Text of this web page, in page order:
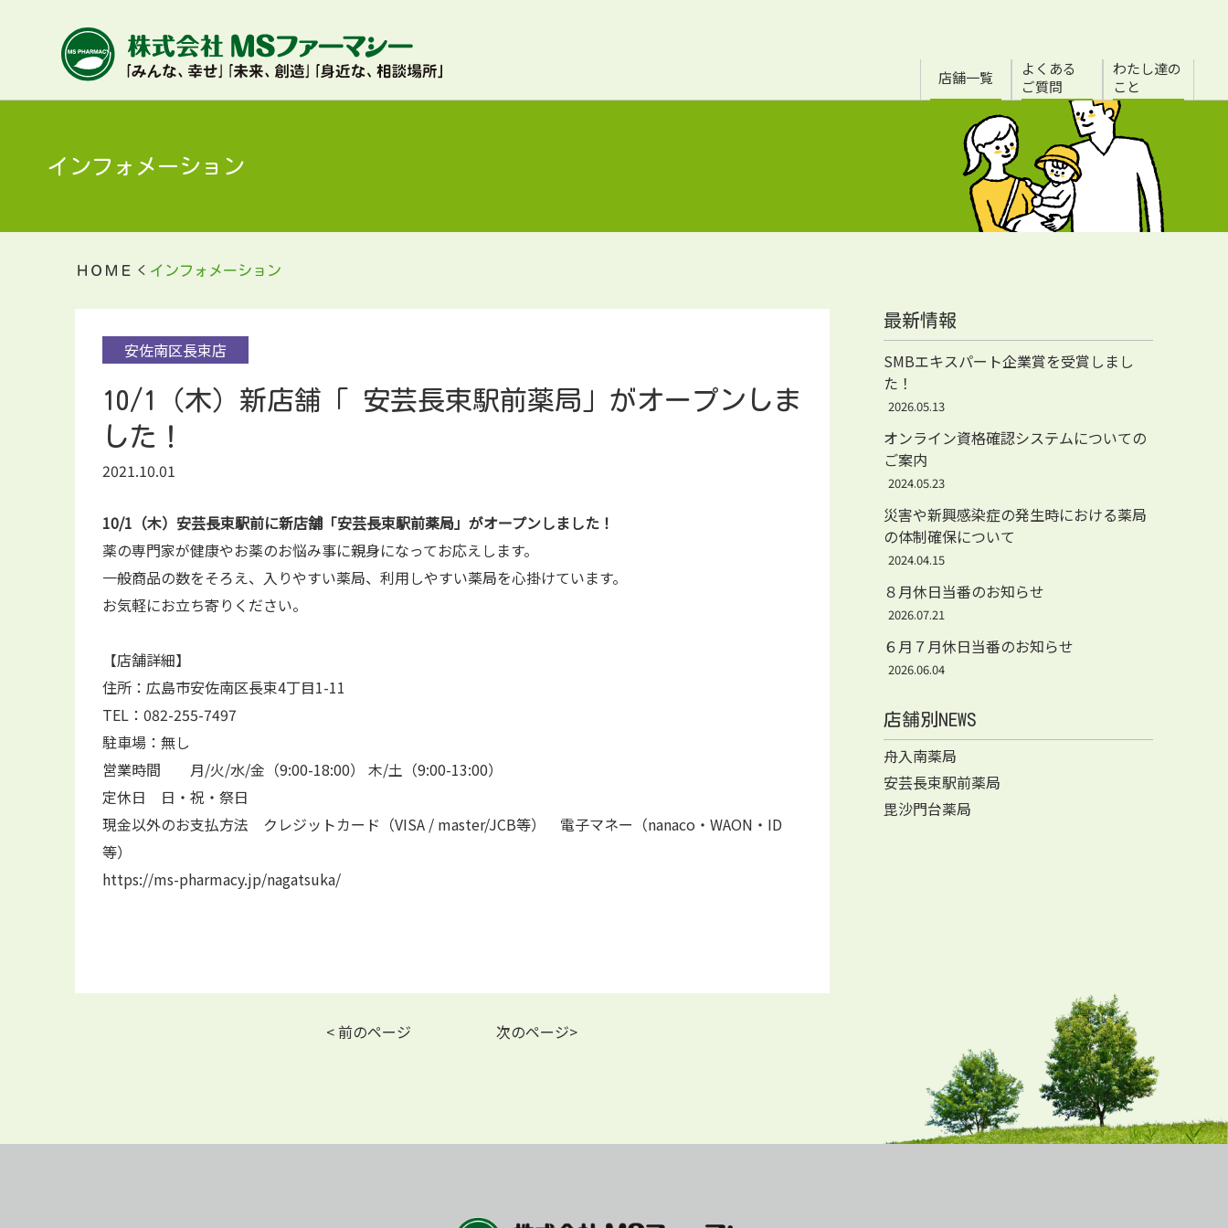
店舗一覧
よくある
ご質問
わたし達の
こと
インフォメーション
ＨＯＭＥ インフォメーション
安佐南区長束店
10/1（木）新店舗「 安芸長束駅前薬局」がオープンしま
した！
2021.10.01
10/1（木）安芸長束駅前に新店舗「安芸長束駅前薬局」がオープンしました！
薬の専門家が健康やお薬のお悩み事に親身になってお応えします。
一般商品の数をそろえ、入りやすい薬局、利用しやすい薬局を心掛けています。
お気軽にお立ち寄りください。
【店舗詳細】
住所：広島市安佐南区長束4丁目1-11
TEL：082-255-7497
駐車場：無し
営業時間 月/火/水/金（9:00-18:00） 木/土（9:00-13:00）
定休日 日・祝・祭日
現金以外のお支払方法 クレジットカード（VISA / master/JCB等） 電子マネー（nanaco・WAON・ID
等）
https://ms-pharmacy.jp/nagatsuka/
< 前のページ 次のページ>
最新情報
SMBエキスパート企業賞を受賞しまし
た！
2026.05.13
オンライン資格確認システムについての
ご案内
2024.05.23
災害や新興感染症の発生時における薬局
の体制確保について
2024.04.15
８月休日当番のお知らせ
2026.07.21
６月７月休日当番のお知らせ
2026.06.04
店舗別NEWS
舟入南薬局
安芸長束駅前薬局
毘沙門台薬局